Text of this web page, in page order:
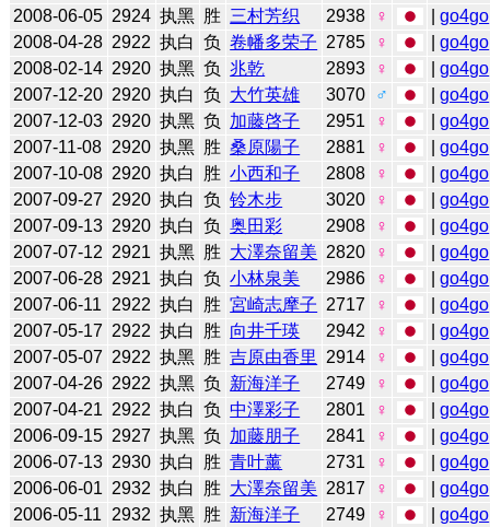
2008-06-05 2924 执黑 胜 三村芳织 2938 ♀ |go4go
2008-04-28 2922 执白 负 卷幡多荣子 2785 ♀ |go4go
2008-02-14 2920 执黑 负 兆乾 2893 ♀ |go4go
2007-12-20 2920 执白 负 大竹英雄 3070 ♂ |go4go
2007-12-03 2920 执黑 负 加藤啓子 2951 ♀ |go4go
2007-11-08 2920 执黑 胜 桑原陽子 2881 ♀ |go4go
2007-10-08 2920 执白 胜 小西和子 2808 ♀ |go4go
2007-09-27 2920 执白 负 铃木步 3020 ♀ |go4go
2007-09-13 2920 执白 负 奥田彩 2908 ♀ |go4go
2007-07-12 2921 执黑 胜 大澤奈留美 2820 ♀ |go4go
2007-06-28 2921 执白 负 小林泉美 2986 ♀ |go4go
2007-06-11
2922 执白 胜 宮崎志摩子 2717 ♀ |go4go
2007-05-17 2922 执白 胜 向井千瑛 2942 ♀ |go4go
2007-05-07 2922 执黑 胜 吉原由香里 2914 ♀ |go4go
2007-04-26 2922 执黑 负 新海洋子 2749 ♀ |go4go
2007-04-21 2922 执白 负 中澤彩子 2801 ♀ |go4go
2006-09-15 2927 执黑 负 加藤朋子 2841 ♀ |go4go
2006-07-13 2930 执白 胜 青叶薰 2731 ♀ |go4go
2006-06-01 2932 执白 胜 大澤奈留美 2817 ♀ |go4go
2006-05-11
2932 执黑 胜 新海洋子 2749 ♀ |go4go